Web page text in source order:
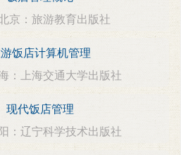
京：旅游教育出版社
饭店计算机管理
：上海交通大学出版社
现代饭店管理
：辽宁科学技术出版社